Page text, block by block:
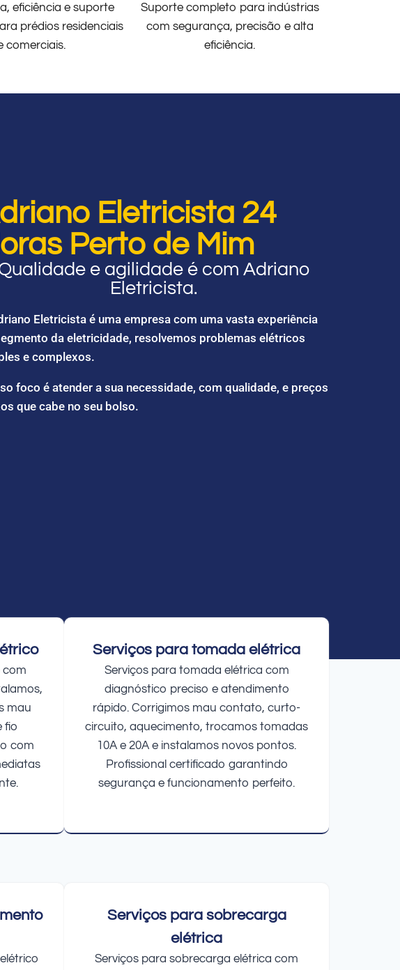
eficiência e suporte
prédios residenciais
comerciais.
Suporte completo para indústrias
com segurança, precisão e alta
eficiência.
Eletricista 24
Perto de Mim
e agilidade é com Adriano
Eletricista.
Eletricista é uma empresa com uma vasta experiência
da eletricidade, resolvemos problemas elétricos
e complexos.
foco é atender a sua necessidade, com qualidade, e preços
que cabe no seu bolso.
com
mau
fio
com
Serviços para tomada elétrica
Serviços para tomada elétrica com
diagnóstico preciso e atendimento
rápido. Corrigimos mau contato, curto-
circuito, aquecimento, trocamos tomadas
10A e 20A e instalamos novos pontos.
Profissional certificado garantindo
segurança e funcionamento perfeito.
Serviços para sobrecarga
elétrica
Serviços para sobrecarga elétrica com